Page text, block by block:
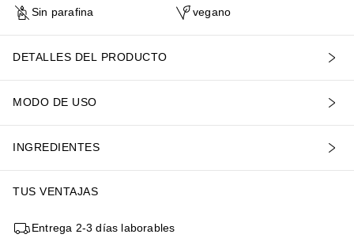
Sin parafina vegano
DETALLES DEL PRODUCTO
MODO DE USO
INGREDIENTES
TUS VENTAJAS
Entrega 2-3 días laborables